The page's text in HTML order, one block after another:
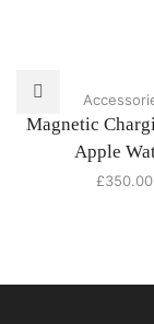
Magnetic
Apple
£350.00